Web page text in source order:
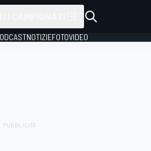
NOTIZIEFOTOVIDEO